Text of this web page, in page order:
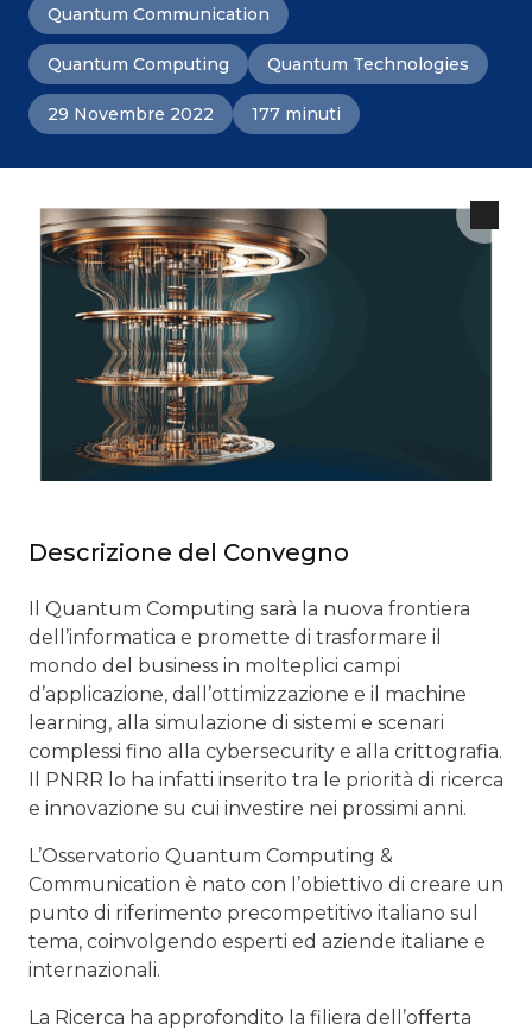
Quantum Communication
Quantum Computing Quantum Technologies
29 Novembre 2022 177 minuti
Descrizione del Convegno
Il Quantum Computing sarà la nuova frontiera
dell’informatica e promette di trasformare il
mondo del business in molteplici campi
d’applicazione, dall’ottimizzazione e il machine
learning, alla simulazione di sistemi e scenari
complessi fino alla cybersecurity e alla crittografia.
Il PNRR lo ha infatti inserito tra le priorità di ricerca
e innovazione su cui investire nei prossimi anni.
L’Osservatorio Quantum Computing &
Communication è nato con l’obiettivo di creare un
punto di riferimento precompetitivo italiano sul
tema, coinvolgendo esperti ed aziende italiane e
internazionali.
La Ricerca ha approfondito la filiera dell’offerta